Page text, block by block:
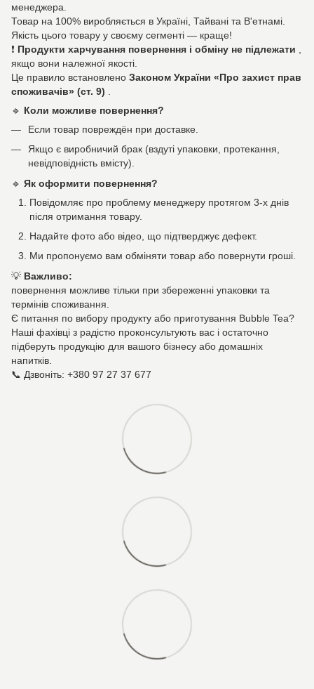
менеджера.
Товар на 100% виробляється в Україні, Тайвані та В'етнамі.
Якість цього товару у своєму сегменті — краще!
❗ Продукти харчування повернення і обміну не підлежати
якщо вони належної якості.
Це правило встановлено Законом України «Про захист прав
споживачів» (ст. 9)
🔹 Коли можливе повернення?
Если товар повреждён при доставке.
Якщо є виробничий брак (вздуті упаковки, протекання,
невідповідність вмісту).
🔹 Як оформити повернення?
Повідомляє про проблему менеджеру протягом 3-х днів
після отримання товару.
Надайте фото або відео, що підтверджує дефект.
Ми пропонуємо вам обміняти товар або повернути гроші.
💡 Важливо:
повернення можливе тільки при збереженні упаковки та
термінів споживання.
Є питання по вибору продукту або приготування Bubble Tea?
Наші фахівці з радістю проконсультують вас і остаточно
підберуть продукцію для вашого бізнесу або домашніх
напитків.
📞 Дзвоніть: +380 97 27 37 677